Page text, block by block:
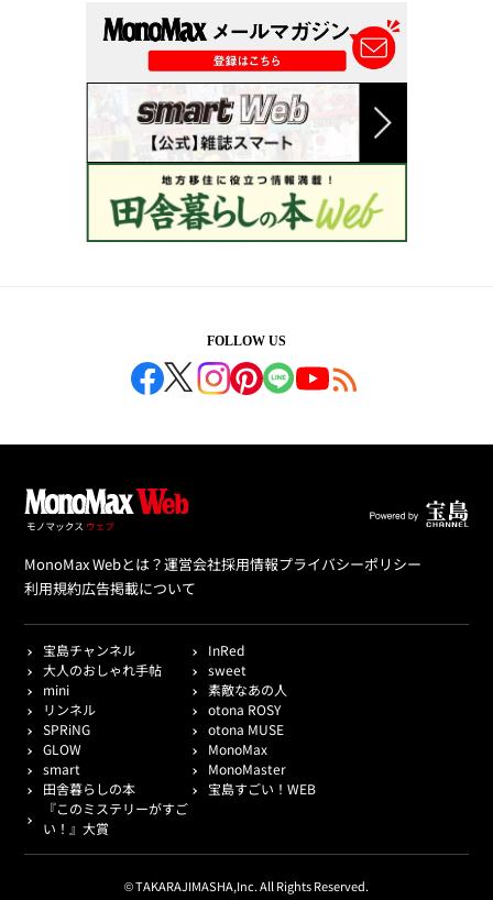
FOLLOW US
MonoMax Webとは？運営会社採用情報プライバシーポリシー
利用規約広告掲載について
宝島チャンネル
InRed
大人のおしゃれ手帖
sweet
mini
素敵なあの人
リンネル
otona ROSY
SPRiNG
otona MUSE
GLOW
MonoMax
smart
MonoMaster
田舎暮らしの本
宝島すごい！WEB
『このミステリーがすご
い！』大賞
© TAKARAJIMASHA,Inc. All Rights Reserved.